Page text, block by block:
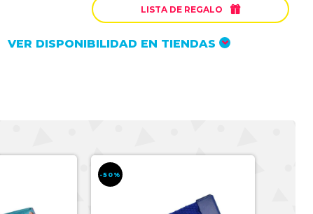
LISTA DE REGALO 
VER DISPONIBILIDAD EN TIENDAS
-50%